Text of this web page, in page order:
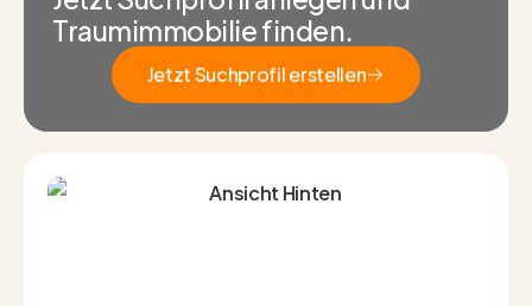
Traumimmobilie finden.
Jetzt Suchprofil erstellen